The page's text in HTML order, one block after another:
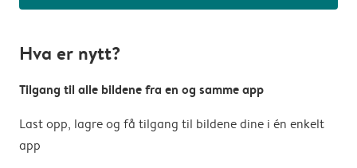
Hva er nytt?
Tilgang til alle bildene fra en og samme app
Last opp, lagre og få tilgang til bildene dine i én enkelt
app